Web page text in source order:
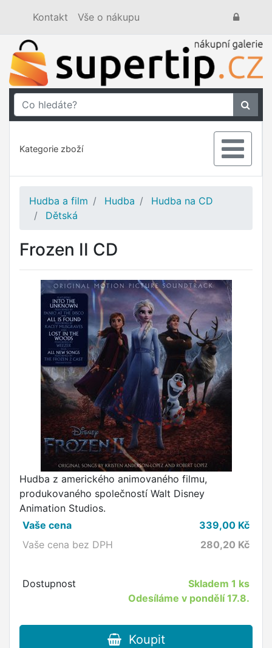
Kontakt Vše o nákupu
Kategorie zboží
Hudba a film Hudba
Hudba na CD
Dětská
Frozen II CD
Hudba z amerického animovaného filmu,
produkovaného společností Walt Disney
Animation Studios.
Vaše cena
339,00 Kč
Vaše cena bez DPH
280,20 Kč
Dostupnost Skladem1 ks
Odesíláme v pondělí 17.8.
Koupit